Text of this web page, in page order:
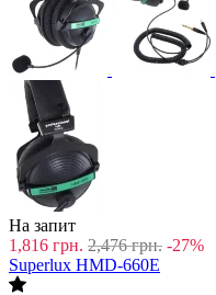
На запит
1,816 грн. 2,476 грн. -27%
Superlux HMD-660E